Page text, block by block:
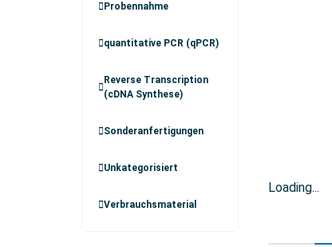
Probennahme
quantitative PCR (qPCR)
Reverse Transcription
(cDNA Synthese)
Sonderanfertigungen
Unkategorisiert
Verbrauchsmaterial
Loading...